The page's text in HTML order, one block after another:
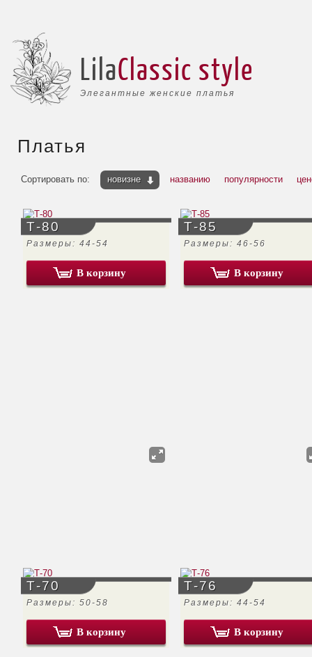
Элегантные женские платья
LilaClassic style
Платья
Сортировать по: новизне названию популярности
Т-80
Размеры: 44-54
В корзину
Т-85
Размеры: 46-56
В корзину
Т-70
Размеры: 50-58
В корзину
Т-76
Размеры: 44-54
В корзину